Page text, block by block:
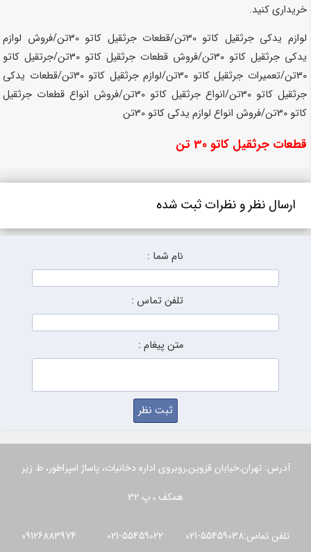
خریداری کنید.
لوازم یدکی جرثقیل کاتو 30تن/قطعات جرثقیل کاتو 30تن/فروش لوازم
یدکی جرثقیل کاتو 30تن/فروش قطعات جرثقیل کاتو 30تن/جرتقیل کاتو
30تن/تعمیرات جرثقیل کاتو 30تن/لوازم جرثقیل کاتو 30تن/قطعات یدکی
جرثقیل کاتو 30تن/انواع جرثقیل کاتو 30تن/فروش انواع قطعات جرثقیل
کاتو 30تن/فروش انواع لوازم یدکی کاتو 30تن
قطعات جرثقیل کاتو 30 تن
ارسال نظر و نظرات ثبت شده
نام شما :
تلفن تماس :
متن پیغام :
آدرس: تهران,خیابان قزوین,روبروی اداره دخانیات، پاساژ امپراطور، ط زیر
همکف ، پ 32
تلفن تماس:55459038-021 55459022-021 09126883974